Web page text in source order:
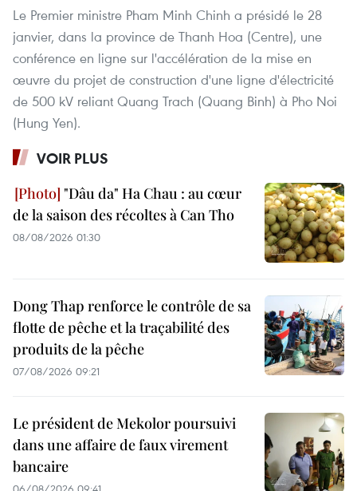
Le Premier ministre Pham Minh Chinh a présidé le 28
janvier, dans la province de Thanh Hoa (Centre), une
conférence en ligne sur l'accélération de la mise en
œuvre du projet de construction d'une ligne d'électricité
de 500 kV reliant Quang Trach (Quang Binh) à Pho Noi
(Hung Yen).
VOIR PLUS
"Dâu da" Ha Chau : au cœur
de la saison des récoltes à Can Tho
08/08/2026 01:30
Dong Thap renforce le contrôle de sa
flotte de pêche et la traçabilité des
produits de la pêche
07/08/2026 09:21
Le président de Mekolor poursuivi
dans une affaire de faux virement
bancaire